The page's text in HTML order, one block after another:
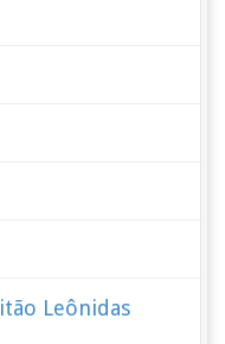
Leônidas